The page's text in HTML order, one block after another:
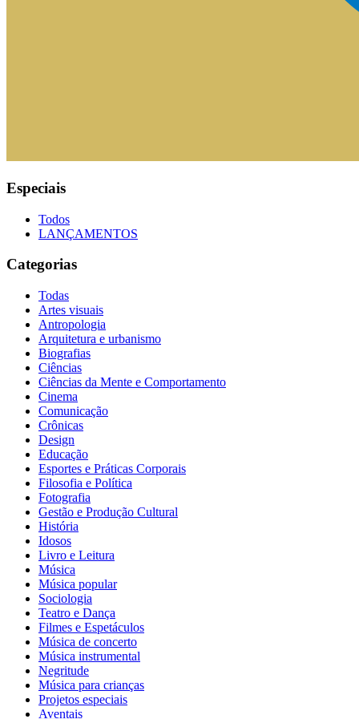
Especiais
Todos
LANÇAMENTOS
Categorias
Todas
Artes visuais
Antropologia
Arquitetura e urbanismo
Biografias
Ciências
Ciências da Mente e Comportamento
Cinema
Comunicação
Crônicas
Design
Educação
Esportes e Práticas Corporais
Filosofia e Política
Fotografia
Gestão e Produção Cultural
História
Idosos
Livro e Leitura
Música
Música popular
Sociologia
Teatro e Dança
Filmes e Espetáculos
Música de concerto
Música instrumental
Negritude
Música para crianças
Projetos especiais
Aventais